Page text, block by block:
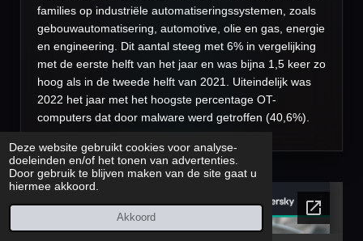
Deze website gebruikt cookies voor analyse-
doeleinden en/of het tonen van advertenties.
Door gebruik te blijven maken van de site gaat u
hiermee akkoord.
Akkoord
families op industriële automatiseringssystemen, zoals
gebouwautomatisering, automotive, olie en gas, energie
en engineering. Dit aantal steeg met 6% in vergelijking
met de eerste helft van het jaar en was bijna 1,5 keer zo
hoog als in de tweede helft van 2021. Uiteindelijk was
2022 het jaar met het hoogste percentage OT-
computers dat door malware werd getroffen (40,6%).